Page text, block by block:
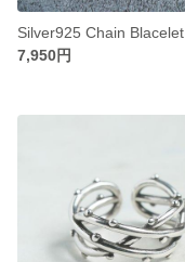
Silver925 Chain Blacelet
7,950円